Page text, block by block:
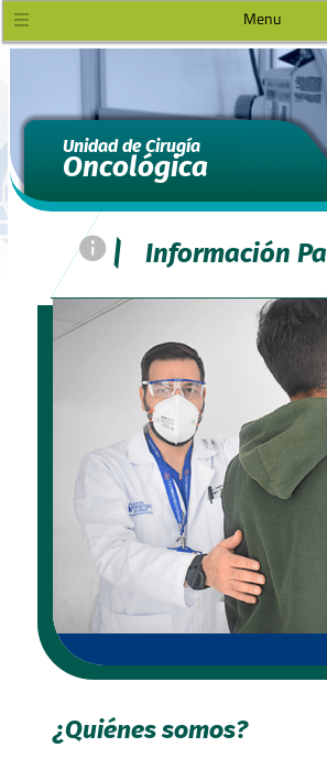
Menu
Unidad de Cirugía
Oncológica
= | Información
¿Quiénes somos?